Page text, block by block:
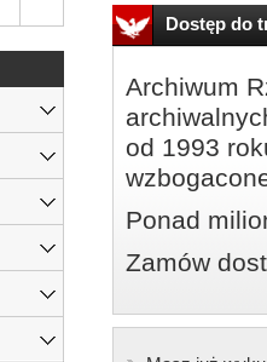
Dostęp do
Archiwum
od 1993
Ponad
Zamów